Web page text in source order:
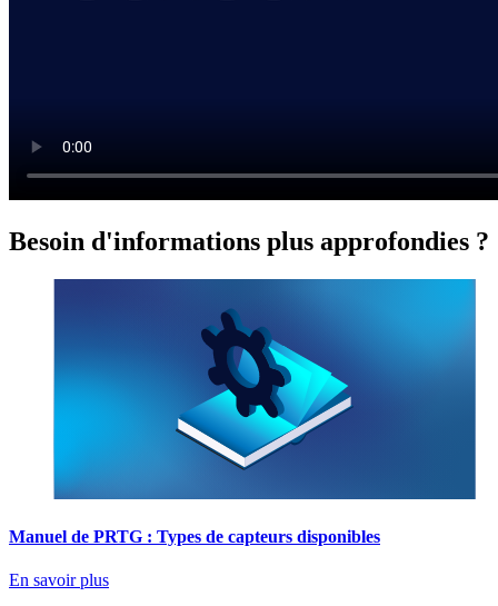
Besoin d'informations plus approfondies ?
Manuel de PRTG : Types de capteurs disponibles
En savoir plus